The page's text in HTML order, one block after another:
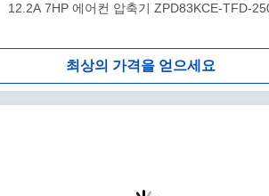
12.2A 7HP 에어컨 압축기 ZPD83KCE-TFD-
최상의 가격을 얻으세요